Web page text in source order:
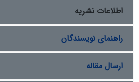
کاروتنوئید با (32/7
طور معنی‏داری افزایش دادند. بدین
مفید رابطۀ همزیستی میکوریزی در
این بین استفاده از ترکیبی از این
تأثیر بیشتر و بهتری در بهبود شرایط
اطلاعات نشریه
راهنمای نویسندگان
ارسال مقاله